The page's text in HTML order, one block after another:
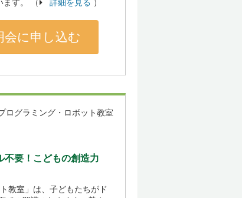
ます。 （
詳細を見る ）
会に申し込む
ログラミング・ロボット教室
不要！こどもの創造力
教室」は、子どもたちがド